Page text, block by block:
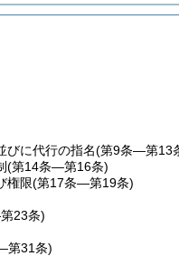
びに代行の指名(第9条―第13
(第14条―第16条)
権限(第17条―第19条)
23条)
第31条)